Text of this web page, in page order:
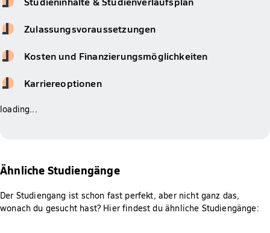
Zulassungsvoraussetzungen
Kosten und Finanzierungsmöglichkeiten
Karriereoptionen
loading...
Ähnliche Studiengänge
Der Studiengang ist schon fast perfekt, aber nicht ganz das,
wonach du gesucht hast? Hier findest du ähnliche Studiengänge: